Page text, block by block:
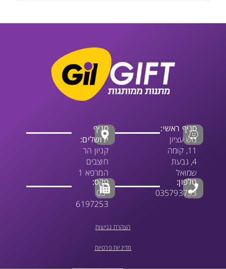
סניף ראשי:
גוש עציון
11, קומה
ירושלים:
טלפון:
035793793
6197253
הצהרת נגישות
מדיניות פרטיות